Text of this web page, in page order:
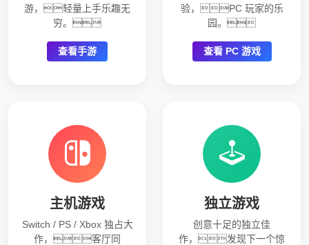
游，轻量上手乐趣无
穷。
查看手游
验，PC 玩家的乐
园。
查看 PC 游戏
主机游戏
Switch / PS / Xbox 独占大
作，客厅同
独立游戏
创意十足的独立佳
作，发现下一个惊